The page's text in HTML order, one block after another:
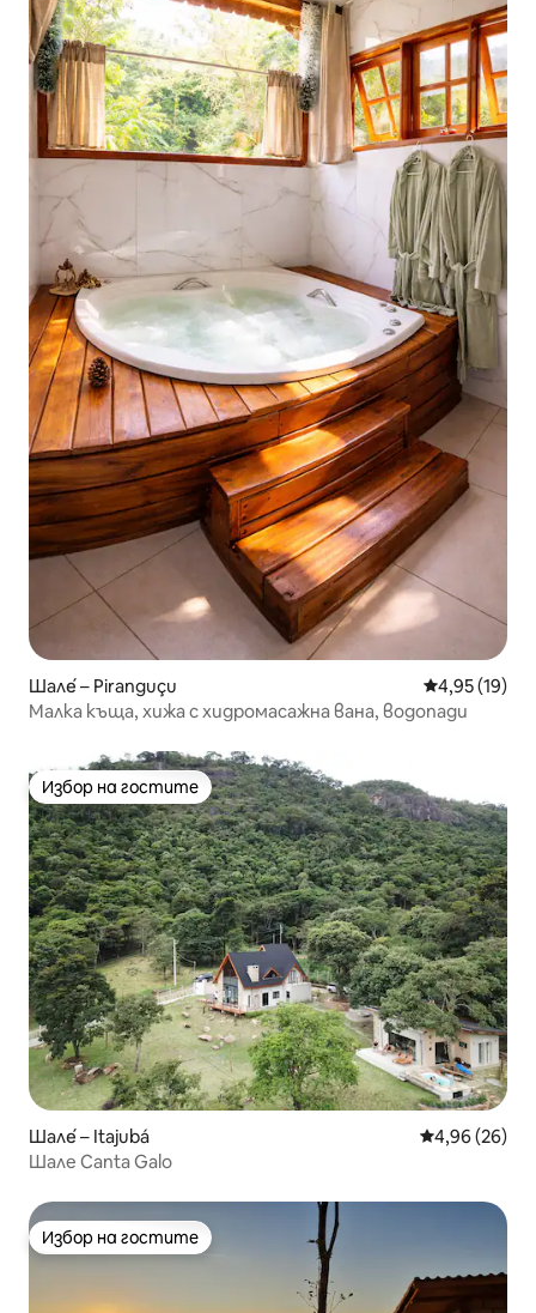
Шале́ – Piranguçu Средна
4,95 (19)
Малка къща, хижа с хидромасажна вана, водопади
Избор на гостите
Избор на гостите
Шале́ – Itajubá Средна
4,96 (26)
Шале Canta Galo
Избор на гостите
Избор на гостите